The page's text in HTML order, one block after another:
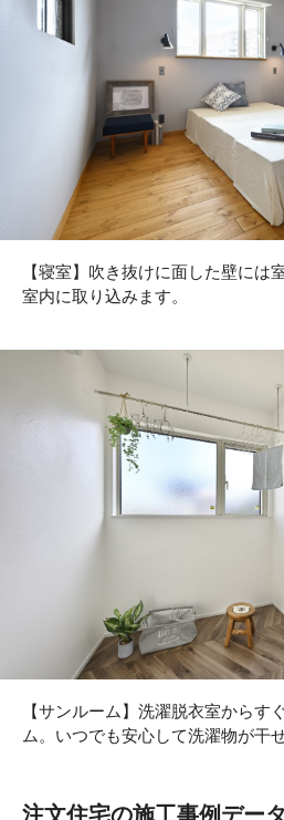
【寝室】吹き抜けに面した壁には
室内に取り込みます。
【サンルーム】洗濯脱衣室からす
ム。いつでも安心して洗濯物が干せ